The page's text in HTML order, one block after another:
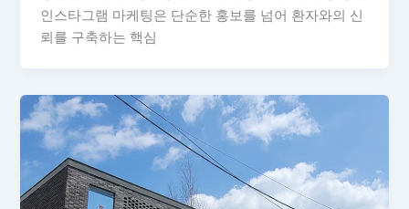
인스타그램 마케팅은 단순한 홍보를 넘어 환자와의 신
뢰를 구축하는 핵심